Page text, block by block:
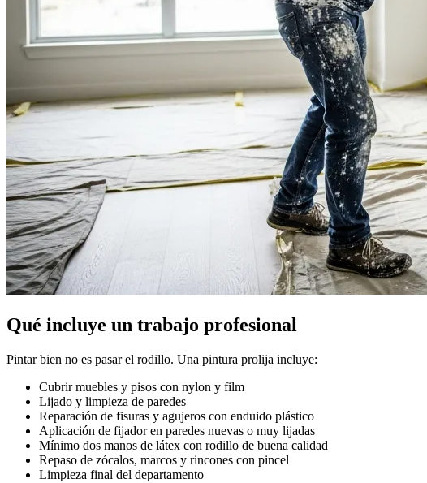
Qué incluye un trabajo profesional
Pintar bien no es pasar el rodillo. Una pintura prolija incluye:
Cubrir muebles y pisos con nylon y film
Lijado y limpieza de paredes
Reparación de fisuras y agujeros con enduido plástico
Aplicación de fijador en paredes nuevas o muy lijadas
Mínimo dos manos de látex con rodillo de buena calidad
Repaso de zócalos, marcos y rincones con pincel
Limpieza final del departamento